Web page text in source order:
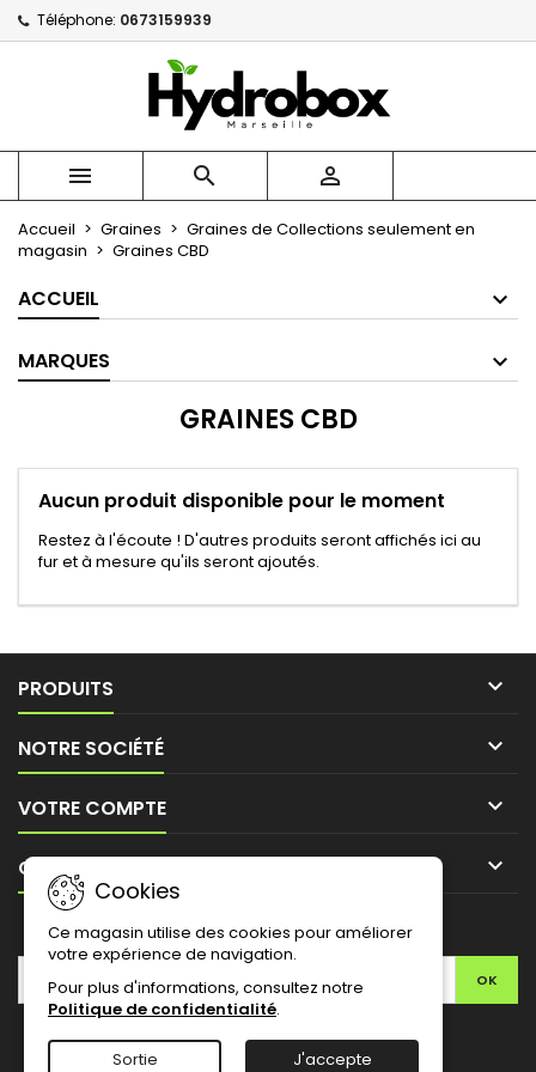
Téléphone: 0673159939
  
Accueil Graines
Graines de Collections seulement en
magasin
Graines CBD
ACCUEIL
MARQUES
GRAINES CBD
Aucun produit disponible pour le moment
Restez à l'écoute ! D'autres produits seront affichés ici au
fur et à mesure qu'ils seront ajoutés.
PRODUITS 
NOTRE SOCIÉTÉ 
VOTRE COMPTE 
CONTACT 
Mes listes ×
Créer une nouvelle liste
((modalTitle)) ×
((confirmMessage))
((cancelText)) ((modalDeleteText))
Créer une liste d'envies ×
Nom de la liste d'envies
Annuler Créer une liste d'envies
Connexion ×
Vous devez être connecté pour ajouter des produits
à votre liste d'envies.
Annuler Connexion
Cookies
Ce magasin utilise des cookies pour améliorer
votre expérience de navigation.
Pour plus d'informations, consultez notre
Politique de confidentialité.
Sortie J'accepte
LETTRE D'INFORMATIONS
FacebookTwitterYouTubePinterestInstagram